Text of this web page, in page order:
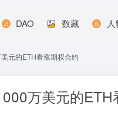
DAO 数藏
元的ETH看涨期权合约
万美元的ETH